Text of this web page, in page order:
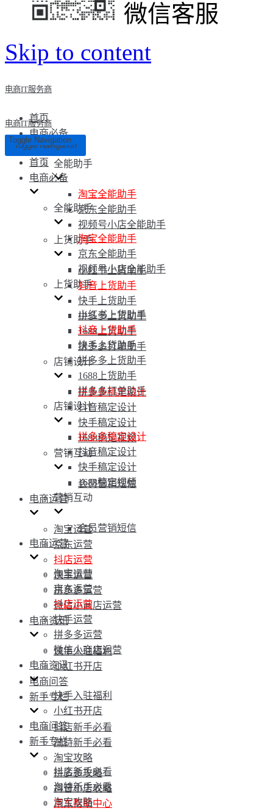
微信客服
Skip to content
电商IT服务商
首页
电商必备
全能助手
淘宝全能助手
京东全能助手
视频号小店全能助手
上货助手
小红书上货助手
抖音上货助手
快手上货助手
拼多多上货助手
1688上货助手
拼多多打单助手
店铺设计
拼多多稿定设计
抖音稿定设计
快手稿定设计
1688稿定视频
营销互动
会员营销短信
电商运营
淘宝运营
京东运营
抖店运营
快手运营
拼多多运营
微信小商店运营
电商资讯
快手入驻福利
小红书开店
电商问答
新手专栏
抖店新手必看
淘特新手必看
淘宝攻略
拼多多攻略
抖音小店攻略
京东帮助中心
电商IT服务商
Toggle Navigation
Toggle Navigation
首页
电商必备
全能助手
淘宝全能助手
京东全能助手
视频号小店全能助手
上货助手
小红书上货助手
抖音上货助手
快手上货助手
拼多多上货助手
1688上货助手
拼多多打单助手
店铺设计
拼多多稿定设计
抖音稿定设计
快手稿定设计
1688稿定视频
营销互动
会员营销短信
电商运营
淘宝运营
京东运营
抖店运营
快手运营
拼多多运营
微信小商店运营
电商资讯
快手入驻福利
小红书开店
电商问答
新手专栏
抖店新手必看
淘特新手必看
淘宝攻略